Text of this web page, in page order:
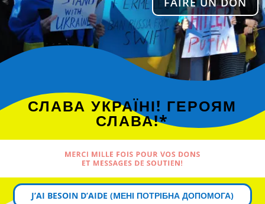
СЛАВА УКРАЇНІ! ГЕРОЯМ
СЛАВА!*
MERCI MILLE FOIS POUR VOS DONS
ET MESSAGES DE SOUTIEN!
J’AI BESOIN D’AIDE (MЕНІ ПОТРІБНА ДОПОМОГА)